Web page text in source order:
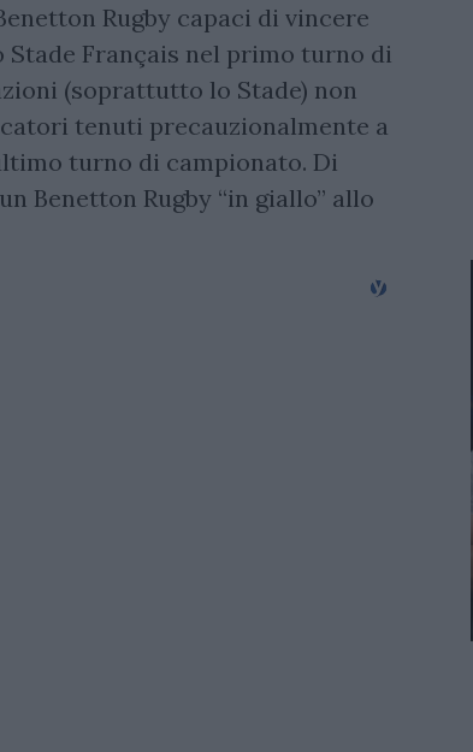
Rugby capaci di vincere
Stade Français nel primo turno di
(soprattutto lo Stade) non
tenuti precauzionalmente a
turno di campionato. Di
Benetton Rugby “in giallo” allo